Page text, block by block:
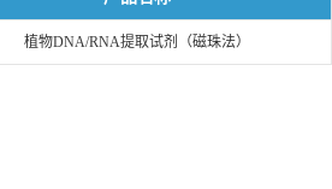
植物DNA/RNA提取试剂（磁珠法）